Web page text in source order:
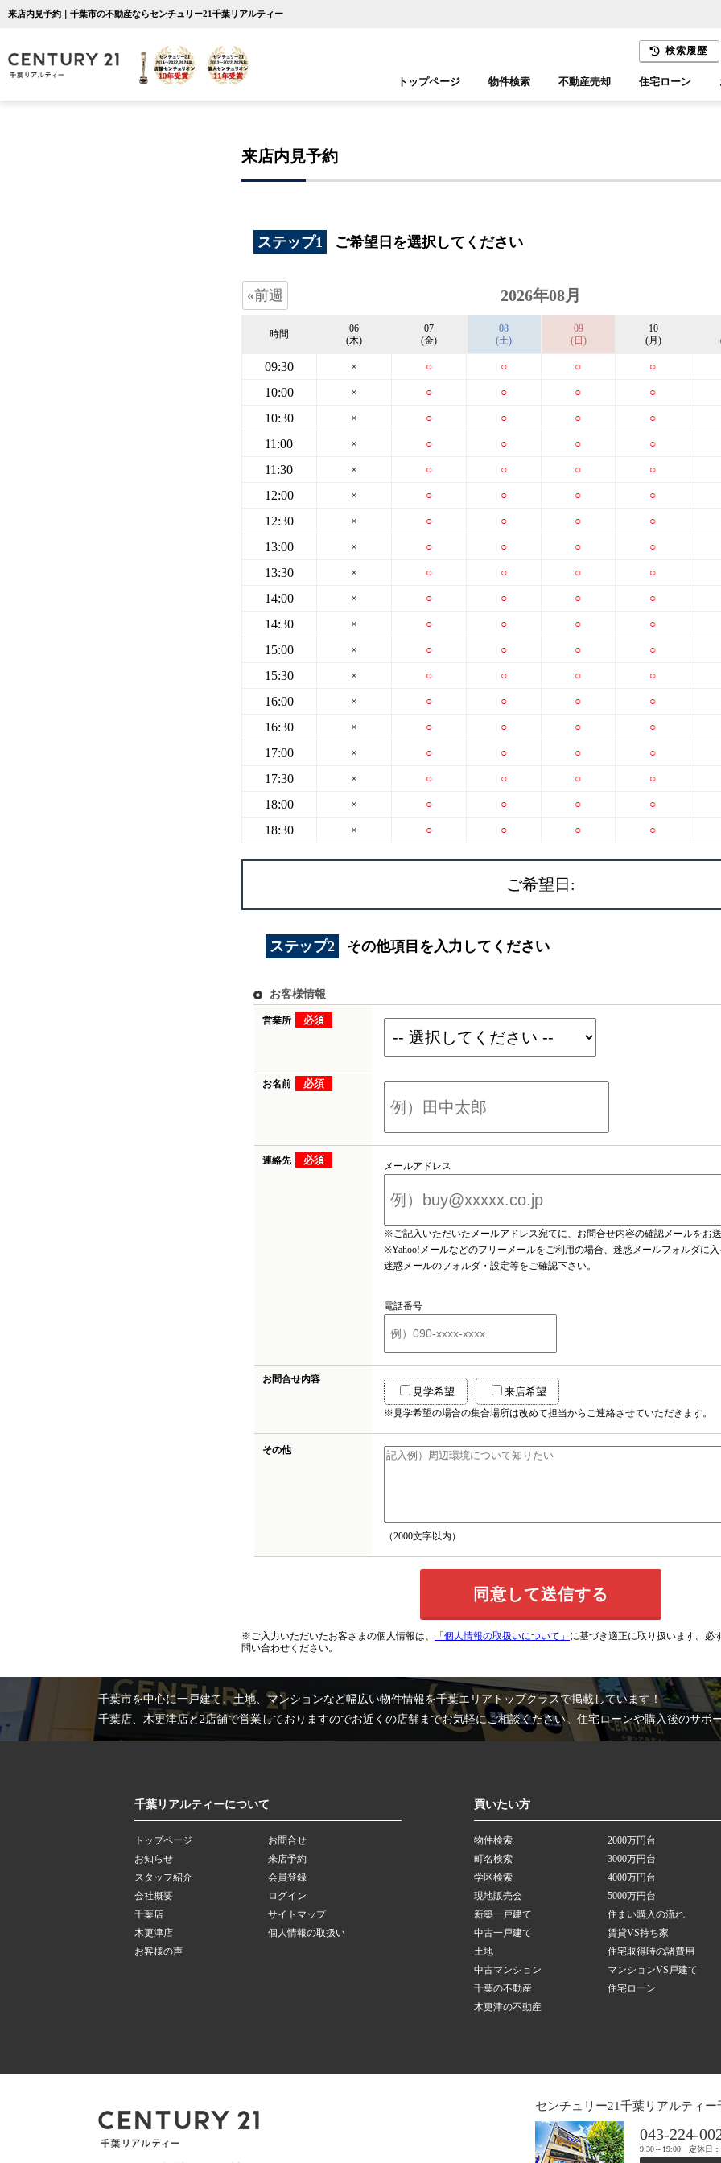
来店内見予約｜千葉市の不動産ならセンチュリー21千葉リアルティー
検索履歴
トップページ 物件検索 不動産売却 住宅ローン
来店内見予約
ステップ1 ご希望日を選択してください
«前週 2026年08月
時間
09:30
10:00
10:30
11:00
11:30
12:00
12:30
13:00
13:30
14:00
14:30
15:00
15:30
16:00
16:30
17:00
17:30
18:00
18:30
06
(木)
×
×
×
×
×
×
×
×
×
×
×
×
×
×
×
×
×
×
×
07
(金)
○
○
○
○
○
○
○
○
○
○
○
○
○
○
○
○
○
○
○
08
(土)
○
○
○
○
○
○
○
○
○
○
○
○
○
○
○
○
○
○
○
09
(日)
○
○
○
○
○
○
○
○
○
○
○
○
○
○
○
○
○
○
○
10
(月)
○
○
○
○
○
○
○
○
○
○
○
○
○
○
○
○
○
○
○
ご希望日:
ステップ2 その他項目を入力してください
お客様情報
営業所 必須
お名前 必須
連絡先 必須 メールアドレス
※ご記入いただいたメールアドレス宛てに、お問合せ内容の確認メールをお送
※Yahoo!メールなどのフリーメールをご利用の場合、迷惑メールフォルダに入
迷惑メールのフォルダ・設定等をご確認下さい。
電話番号
お問合せ内容
見学希望 来店希望
※見学希望の場合の集合場所は改めて担当からご連絡させていただきます。
その他
（2000文字以内）
※ご入力いただいたお客さまの個人情報は、 「個人情報の取扱いについて」 に基づき適正に取り扱います。必
問い合わせください。
千葉市を中心に一戸建て、土地、マンションなど幅広い物件情報を千葉エリアトップクラスで掲載しています！
千葉店、木更津店と2店舗で営業しておりますのでお近くの店舗までお気軽にご相談ください。住宅ローンや購入後のサポ
千葉リアルティーについて
トップページ
お知らせ
スタッフ紹介
会社概要
千葉店
木更津店
お客様の声
お問合せ
来店予約
会員登録
ログイン
サイトマップ
個人情報の取扱い
買いたい方
物件検索
町名検索
学区検索
現地販売会
新築一戸建て
中古一戸建て
土地
中古マンション
千葉の不動産
木更津の不動産
2000万円台
3000万円台
4000万円台
5000万円台
住まい購入の流れ
賃貸VS持ち家
住宅取得時の諸費用
マンションVS戸建て
住宅ローン
センチュリー21千葉リアルティー
043-224-
9:30～19:00 定休日：